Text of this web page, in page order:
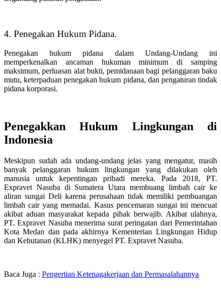
4. Penegakan Hukum Pidana.
Penegakan hukum pidana dalam Undang-Undang ini
memperkenalkan ancaman hukuman minimum di samping
maksimum, perluasan alat bukti, pemidanaan bagi pelanggaran baku
mutu, keterpaduan penegakan hukum pidana, dan pengaturan tindak
pidana korporasi.
Penegakkan Hukum Lingkungan di
Indonesia
Meskipun sudah ada undang-undang jelas yang mengatur, masih
banyak pelanggaran hukum lingkungan yang dilakukan oleh
manusia untuk kepentingan pribadi mereka. Pada 2018, PT.
Expravet Nasuba di Sumatera Utara membuang limbah cair ke
aliran sungai Deli karena perusahaan tidak memiliki pembuangan
limbah cair yang memadai. Kasus pencemaran sungai ini mencuat
akibat aduan masyarakat kepada pihak berwajib. Akibat ulahnya,
PT. Expravet Nasuba menerima surat peringatan dari Pemerintahan
Kota Medan dan pada akhirnya Kementerian Lingkungan Hidup
dan Kehutanan (KLHK) menyegel PT. Expravet Nasuba.
Baca Juga : Pengertian Ketenagakerjaan dan Permasalahannya